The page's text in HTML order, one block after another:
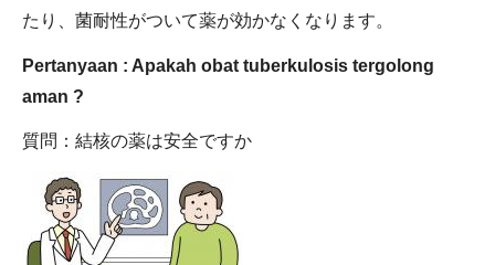
たり、菌耐性がついて薬が効かなくなります。
Pertanyaan : Apakah obat tuberkulosis tergolong
aman ?
質問：結核の薬は安全ですか